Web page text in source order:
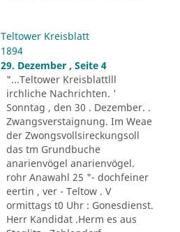
Teltower Kreisblatt
1894
29. Dezember , Seite 4
"...Teltower Kreisblattlll
irchliche Nachrichten. '
Sonntag , den 30 . Dezember. .
Zwangsverstaignung. Im Weae
der Zwongsvollsireckungsoll
das tm Grundbuche
anarienvögel anarienvögel.
rohr Anawahl 25 "- dochfeiner
eertin , ver - Teltow . V
ormittags t0 Uhr : Gonesdienst.
Herr Kandidat .Herm es aus